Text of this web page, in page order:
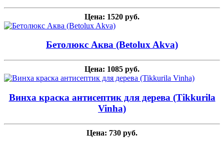
Цена: 1520 руб.
Бетолюкс Аква (Betolux Akva)
Цена: 1085 руб.
Винха краска антисептик для дерева (Tikkurila
Vinha)
Цена: 730 руб.